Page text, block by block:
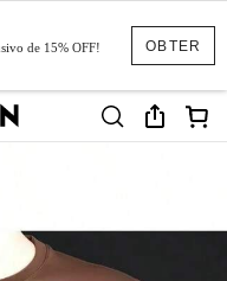
OBTER
de 15% OFF!